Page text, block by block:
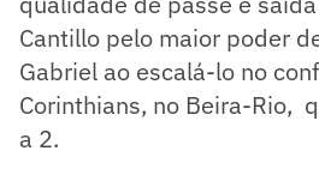
Cantillo pelo maior poder
Gabriel ao escalá-lo no
Corinthians, no Beira-Rio,
a 2.